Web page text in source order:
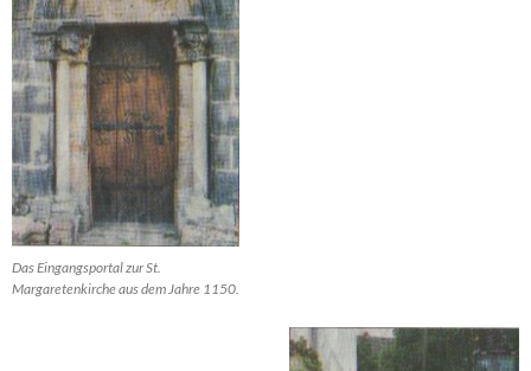
Das Eingangsportal zur St.
Margaretenkirche aus dem Jahre 1150.